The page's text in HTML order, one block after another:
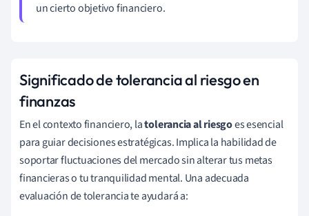
un cierto objetivo financiero.
Significado de tolerancia al riesgo en
finanzas
En el contexto financiero, latolerancia al riesgoes esencial
para guiar decisiones estratégicas. Implica la habilidad de
soportar fluctuaciones del mercado sin alterar tus metas
financieras o tu tranquilidad mental. Una adecuada
evaluación de tolerancia te ayudará a: